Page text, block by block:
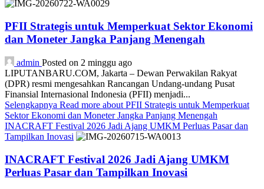
PFII Strategis untuk Memperkuat Sektor Ekonomi
dan Moneter Jangka Panjang Menengah
admin Posted on 2 minggu ago
LIPUTANBARU.COM, Jakarta – Dewan Perwakilan Rakyat
(DPR) resmi mengesahkan Rancangan Undang-undang Pusat
Finansial Internasional Indonesia (PFII) menjadi...
Selengkapnya Read more about PFII Strategis untuk Memperkuat
Sektor Ekonomi dan Moneter Jangka Panjang Menengah
INACRAFT Festival 2026 Jadi Ajang UMKM Perluas Pasar dan
Tampilkan Inovasi
INACRAFT Festival 2026 Jadi Ajang UMKM
Perluas Pasar dan Tampilkan Inovasi